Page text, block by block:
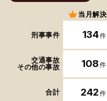
当月解決
刑事事件 134件
交通事故
その他の事故
108 件
合計 242 件
取扱分野
解決実績